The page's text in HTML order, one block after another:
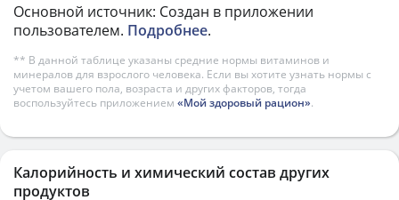
Основной источник: Создан в приложении
пользователем. Подробнее.
** В данной таблице указаны средние нормы витаминов и
минералов для взрослого человека. Если вы хотите узнать нормы с
учетом вашего пола, возраста и других факторов, тогда
воспользуйтесь приложением «Мой здоровый рацион».
Калорийность и химический состав других
продуктов